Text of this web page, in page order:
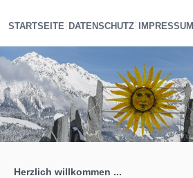
STARTSEITE DATENSCHUTZ IMPRESSUM
Herzlich willkommen ...